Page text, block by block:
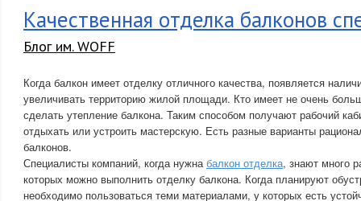
Качественная отделка балконов
Блог им. WOFF
Когда балкон имеет отделку отличного качества, появляется
увеличивать территорию жилой площади. Кто имеет не очень
сделать утепление балкона. Таким способом получают рабочий
отдыхать или устроить мастерскую. Есть разные варианты
балконов.
Специалисты компаний, когда нужнабалкон отделка, знают много
которых можно выполнить отделку балкона. Когда планируют
необходимо пользоваться теми материалами, у которых есть